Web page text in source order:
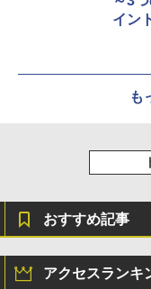
イン
も
おすすめ記事
アクセスランキ